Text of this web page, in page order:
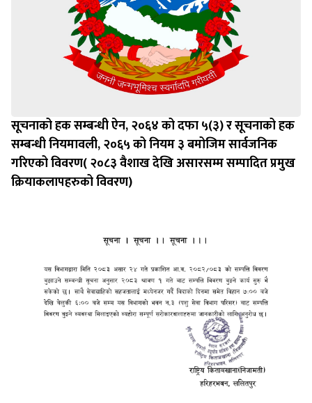
सूचनाको हक सम्बन्धी ऐन, २०६४ को दफा ५(३) र सूचनाको हक
सम्बन्धी नियमावली, २०६५ को नियम ३ बमोजिम सार्वजनिक
गरिएको विवरण( २०८३ वैशाख देखि असारसम्म सम्पादित प्रमुख
क्रियाकलापहरुको विवरण)